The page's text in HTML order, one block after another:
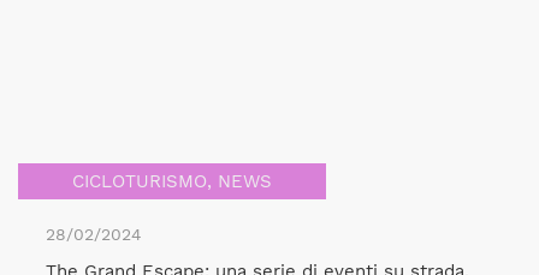
CICLOTURISMO, NEWS
28/02/2024